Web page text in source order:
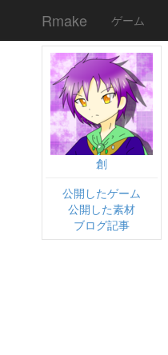
Rmake ゲーム
創
公開したゲーム
公開した素材
ブログ記事